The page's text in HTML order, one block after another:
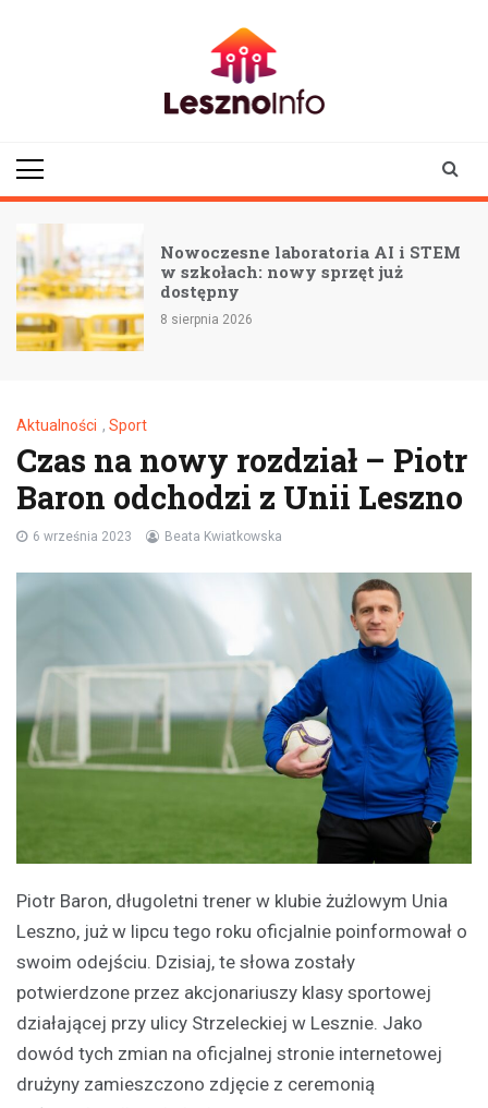
Nowoczesne laboratoria AI i STEM
w szkołach: nowy sprzęt już
dostępny
8 sierpnia 2026
Aktualności , Sport
Czas na nowy rozdział – Piotr
Baron odchodzi z Unii Leszno
6 września 2023 Beata Kwiatkowska
Piotr Baron, długoletni trener w klubie żużlowym Unia
Leszno, już w lipcu tego roku oficjalnie poinformował o
swoim odejściu. Dzisiaj, te słowa zostały
potwierdzone przez akcjonariuszy klasy sportowej
działającej przy ulicy Strzeleckiej w Lesznie. Jako
dowód tych zmian na oficjalnej stronie internetowej
drużyny zamieszczono zdjęcie z ceremonią